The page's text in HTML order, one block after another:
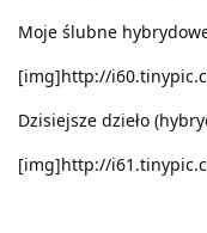
Moje ślubne
[img]http://
Dzisiejsze dzieło
[img]http://